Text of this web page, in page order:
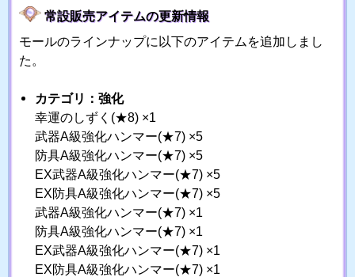
常設販売アイテムの更新情報
モールのラインナップに以下のアイテムを追加しまし
た。
カテゴリ：強化
幸運のしずく(★8) ×1
武器A級強化ハンマー(★7) ×5
防具A級強化ハンマー(★7) ×5
EX武器A級強化ハンマー(★7) ×5
EX防具A級強化ハンマー(★7) ×5
武器A級強化ハンマー(★7) ×1
防具A級強化ハンマー(★7) ×1
EX武器A級強化ハンマー(★7) ×1
EX防具A級強化ハンマー(★7) ×1